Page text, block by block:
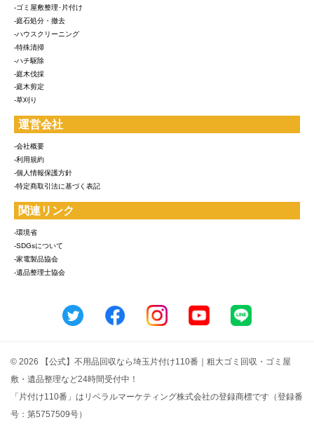
-ゴミ屋敷整理･片付け
-庭石処分・撤去
-ハウスクリーニング
-特殊清掃
-ハチ駆除
-庭木伐採
-庭木剪定
-草刈り
運営会社
-会社概要
-利用規約
-個人情報保護方針
-特定商取引法に基づく表記
関連リンク
-環境省
-SDGsについて
-家電製品協会
-遺品整理士協会
© 2026 【公式】不用品回収なら埼玉片付け110番｜粗大ゴミ回収・ゴミ屋
敷・遺品整理など24時間受付中！
「片付け110番」はリベラルマーケティング株式会社の登録商標です（登録番
号：第5757509号）